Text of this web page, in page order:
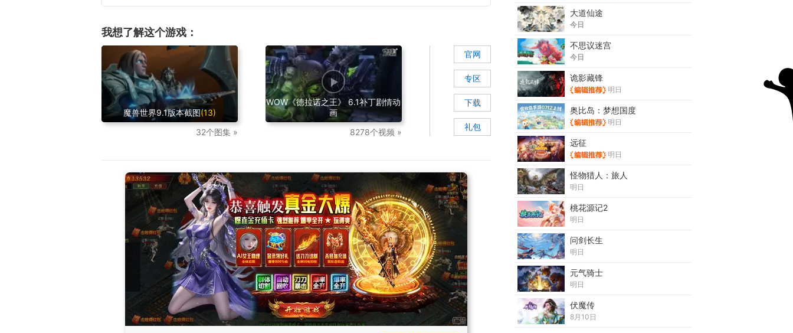
我想了解这个游戏：
魔兽世界9.1版本截图(13)
32个图集 »
WOW《德拉诺之王》 6.1补丁剧情动
画
8278个视频 »
官网
专区
下载
礼包
大道仙途
今日
不思议迷宫
今日
诡影藏锋
明日
奥比岛：梦想国度
明日
远征
明日
怪物猎人：旅人
明日
桃花源记2
明日
问剑长生
明日
元气骑士
明日
伏魔传
8月10日